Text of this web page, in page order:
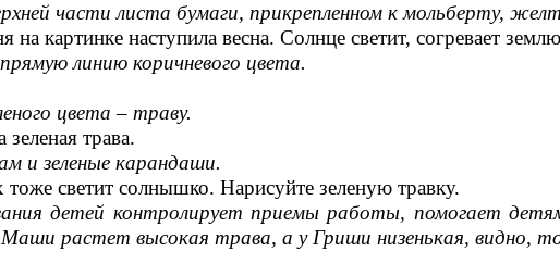
части листа бумаги, прикрепленном к мольберту,
на картинке наступила весна. Солнце светит, согревает
линию коричневого цвета.
цвета – траву.
трава.
и зеленые карандаши.
тоже светит солнышко. Нарисуйте зеленую травку.
детей контролирует приемы работы, помогает
растет высокая трава, а у Гриши низенькая, видно,